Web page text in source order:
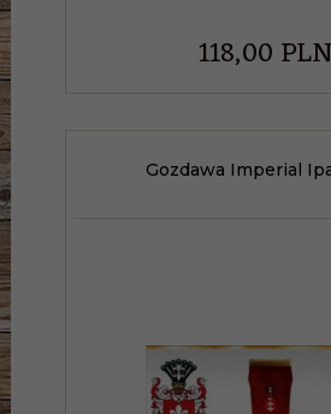
118,00PLN
Gozdawa Imperial